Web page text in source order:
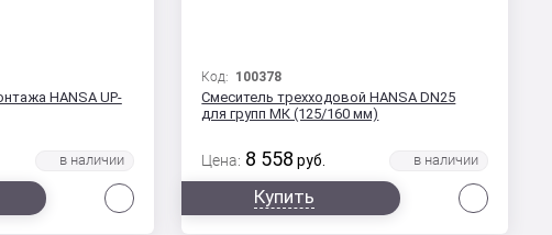
HANSA UP-
Код: 100378
Смеситель трехходовой HANSA DN25
для групп МК (125/160 мм)
Цена: 8 558 руб.
Купить